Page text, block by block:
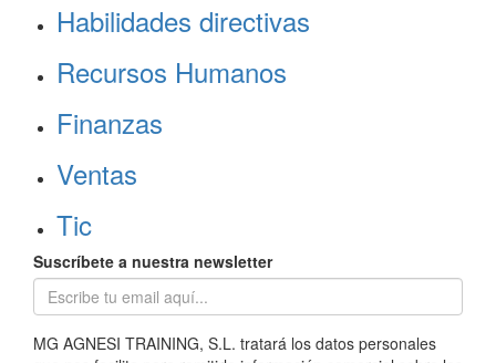
Habilidades directivas
Recursos Humanos
Finanzas
Ventas
Tic
Suscríbete a nuestra newsletter
MG AGNESI TRAINING, S.L. tratará los datos personales